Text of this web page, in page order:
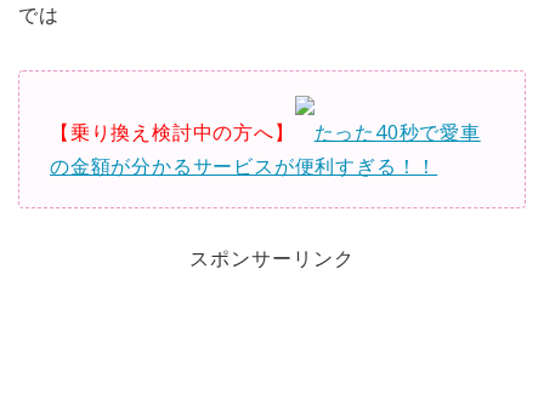
では
【乗り換え検討中の方へ】
たった40秒で愛車
の金額が分かるサービスが便利すぎる！！
スポンサーリンク